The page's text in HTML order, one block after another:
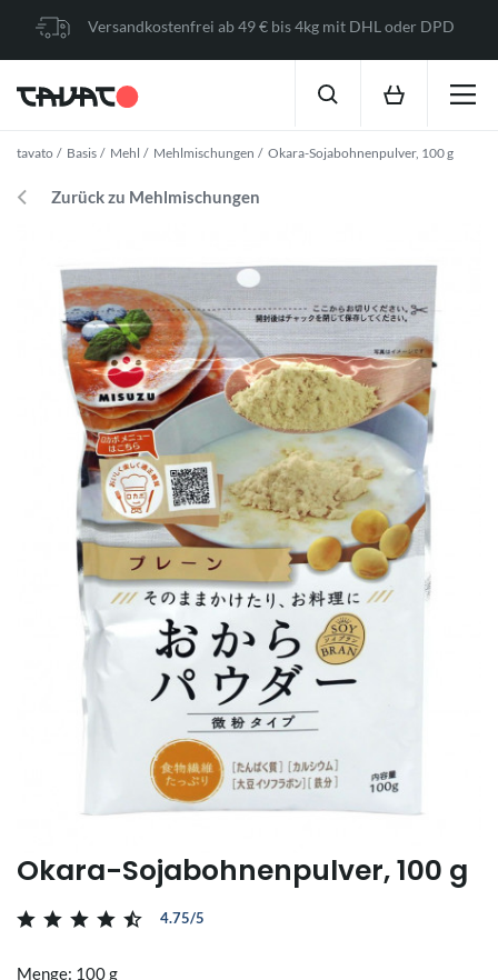
Versandkostenfrei ab 49 € bis 4kg mit DHL oder DPD
tavato Basis Mehl Mehlmischungen Okara-Sojabohnenpulver, 100 g
Zurück zu Mehlmischungen
Okara-Sojabohnenpulver, 100 g
4.75/5
Menge: 100 g